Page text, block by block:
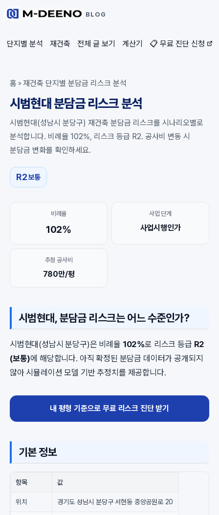
BLOG
단지별 분석 재건축 전체 글 보기 계산기 📋 무료 진단 신청
홈 » 재건축 단지별 분담금 리스크 분석
시범현대 분담금 리스크 분석
시범현대(성남시 분당구) 재건축 분담금 리스크를 시나리오별로
분석합니다. 비례율 102%, 리스크 등급 R2. 공사비 변동 시
분담금 변화를 확인하세요.
R2보통
비례율
102%
사업 단계
사업시행인가
추정 공사비
780만/평
시범현대, 분담금 리스크는 어느 수준인가?
시범현대(성남시 분당구)은 비례율 102%로 리스크 등급 R2
(보통)에 해당합니다. 아직 확정된 분담금 데이터가 공개되지
않아 시뮬레이션 모델 기반 추정치를 제공합니다.
내 평형 기준으로 무료 리스크 진단 받기
기본 정보
항목 값
위치 경기도 성남시 분당구 서현동 중앙공원로 20